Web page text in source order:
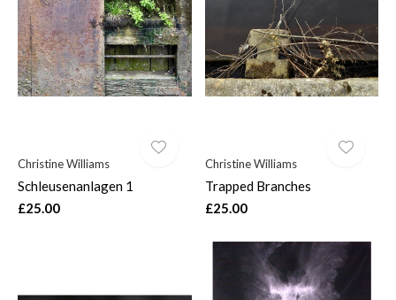
Christine Williams
Schleusenanlagen 1
£25.00
Christine Williams
Trapped Branches
£25.00